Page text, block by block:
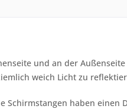
und an der
weich Licht zu
Schirmstangen haben einen